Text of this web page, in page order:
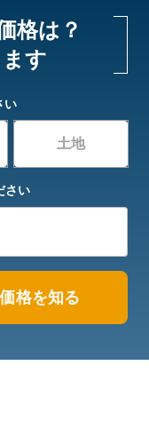
格は？
す
い
土地
さい
格を知る